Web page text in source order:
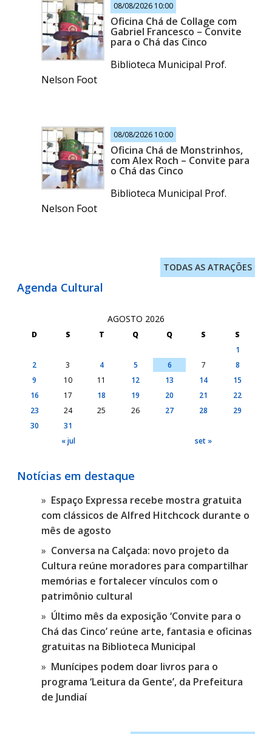
08/08/2026 10:00
Oficina Chá de Collage com
Gabriel Francesco – Convite
para o Chá das Cinco
Biblioteca Municipal Prof.
Nelson Foot
08/08/2026 10:00
Oficina Chá de Monstrinhos,
com Alex Roch – Convite para
o Chá das Cinco
Biblioteca Municipal Prof.
Nelson Foot
TODAS AS ATRAÇÕES
Agenda Cultural
AGOSTO 2026
D S T Q Q S
S
1
2
3 4 5 6 7
8
9
10 11 12 13 14
15
16
17 18 19 20 21
22
23
24 25 26 27 28
29
30
31
« jul
set »
Notícias em destaque
Espaço Expressa recebe mostra gratuita
com clássicos de Alfred Hitchcock durante o
mês de agosto
Conversa na Calçada: novo projeto da
Cultura reúne moradores para compartilhar
memórias e fortalecer vínculos com o
patrimônio cultural
Último mês da exposição ‘Convite para o
Chá das Cinco’ reúne arte, fantasia e oficinas
gratuitas na Biblioteca Municipal
Munícipes podem doar livros para o
programa ‘Leitura da Gente’, da Prefeitura
de Jundiaí